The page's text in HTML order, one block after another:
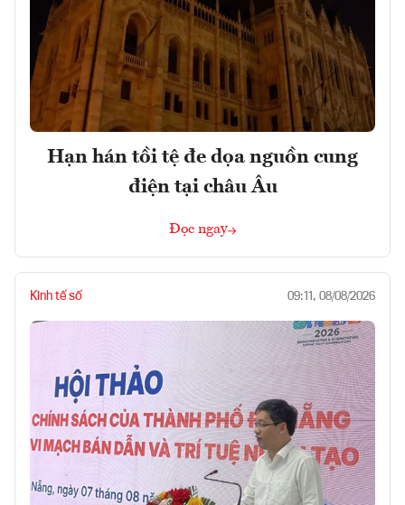
Hạn hán tồi tệ đe dọa nguồn cung
điện tại châu Âu
Đọc ngay
Kinh tế số 09:11, 08/08/2026